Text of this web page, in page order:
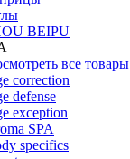
BEIPU
все товары
correction
defense
exception
SPA
specifics